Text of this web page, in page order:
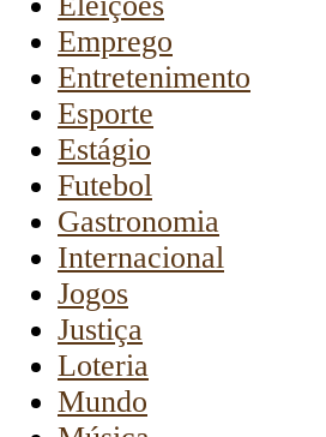
Emprego
Entretenimento
Esporte
Estágio
Futebol
Gastronomia
Internacional
Jogos
Justiça
Loteria
Mundo